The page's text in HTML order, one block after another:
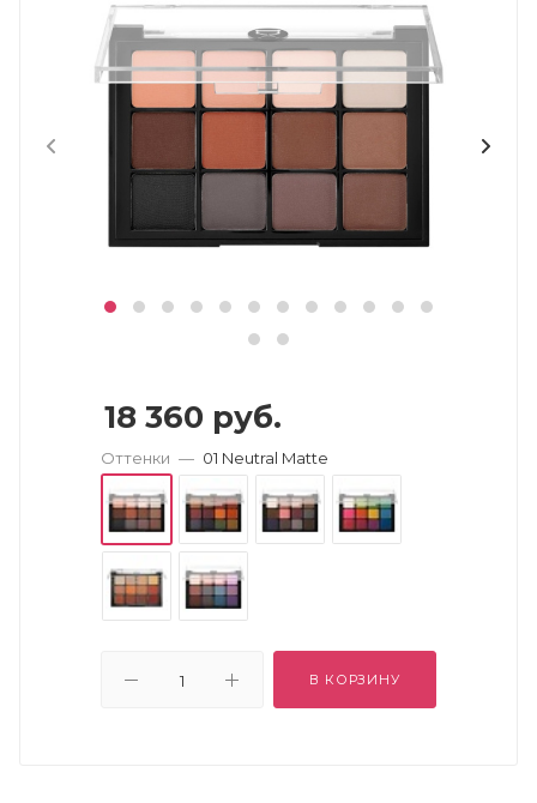
18 360 руб.
Оттенки — 01 Neutral Matte
В КОРЗИНУ